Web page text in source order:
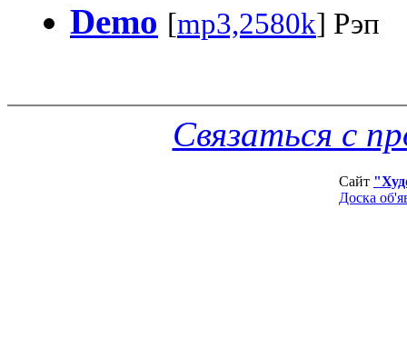
Demo [mp3,2580k] Рэп
Связаться с
Сайт
Доска